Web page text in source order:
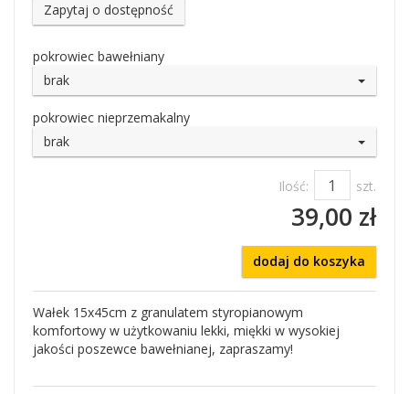
Zapytaj o dostępność
pokrowiec bawełniany
brak
pokrowiec nieprzemakalny
brak
Ilość: szt.
39,00 zł
dodaj do koszyka
Wałek 15x45cm z granulatem styropianowym
komfortowy w użytkowaniu lekki, miękki w wysokiej
jakości poszewce bawełnianej, zapraszamy!